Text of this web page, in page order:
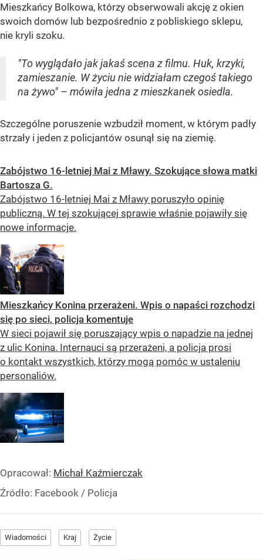
Mieszkańcy Bolkowa, którzy obserwowali akcję z okien
swoich domów lub bezpośrednio z pobliskiego sklepu,
nie kryli szoku.
"To wyglądało jak jakaś scena z filmu. Huk, krzyki,
zamieszanie. W życiu nie widziałam czegoś takiego
na żywo" – mówiła jedna z mieszkanek osiedla.
Szczególne poruszenie wzbudził moment, w którym padły
strzały i jeden z policjantów osunął się na ziemię.
Zabójstwo 16-letniej Mai z Mławy. Szokujące słowa matki
Bartosza G.
Zabójstwo 16-letniej Mai z Mławy poruszyło opinię
publiczną. W tej szokującej sprawie właśnie pojawiły się
nowe informacje.
Mieszkańcy Konina przerażeni. Wpis o napaści rozchodzi
się po sieci, policja komentuje
W sieci pojawił się poruszający wpis o napadzie na jednej
z ulic Konina. Internauci są przerażeni, a policja prosi
o kontakt wszystkich, którzy mogą pomóc w ustaleniu
personaliów.
Opracował: Michał Kaźmierczak
Źródło: Facebook / Policja
Wiadomości Kraj Życie